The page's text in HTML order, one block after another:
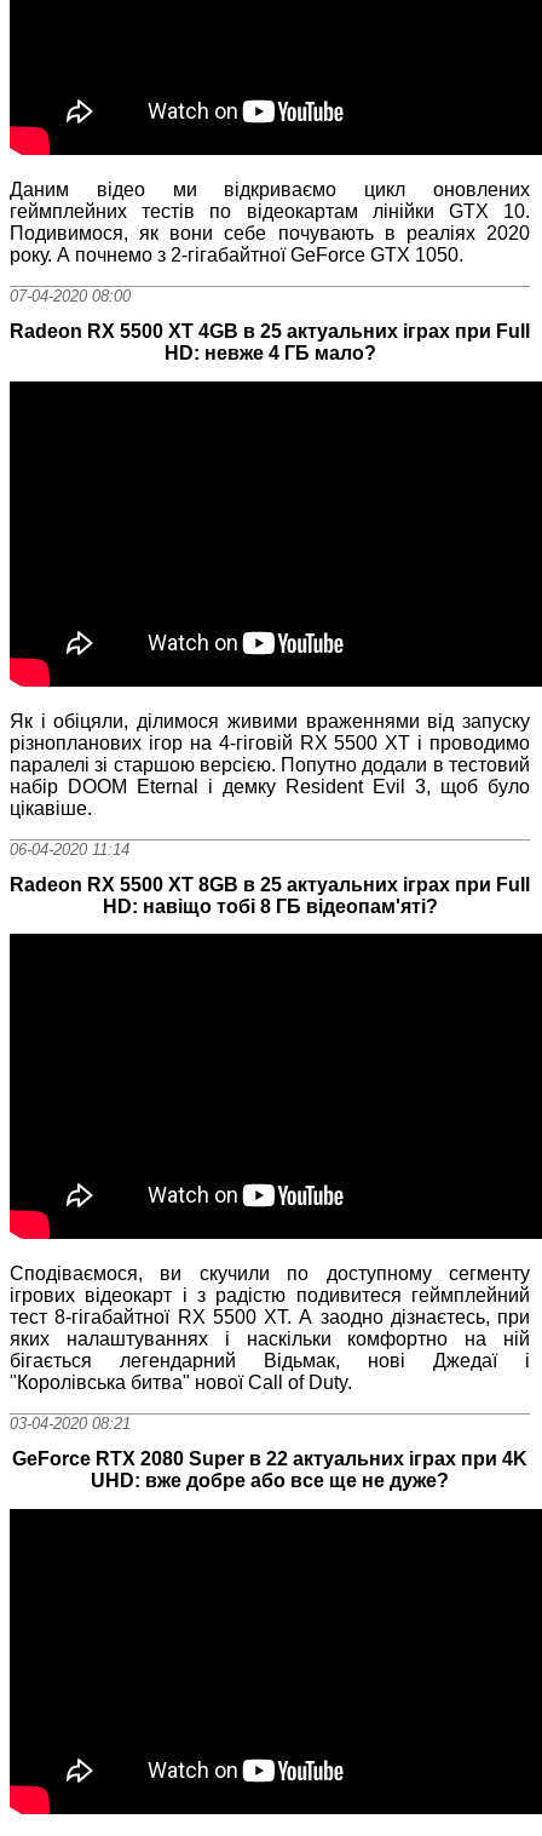
Даним відео ми відкриваємо цикл оновлених
геймплейних тестів по відеокартам лінійки GTX 10.
Подивимося, як вони себе почувають в реаліях 2020
року. А почнемо з 2-гігабайтної GeForce GTX 1050.
07-04-2020 08:00
Radeon RX 5500 XT 4GB в 25 актуальних іграх при Full
HD: невже 4 ГБ мало?
Як і обіцяли, ділимося живими враженнями від запуску
різнопланових ігор на 4-гіговій RX 5500 XT і проводимо
паралелі зі старшою версією. Попутно додали в тестовий
набір DOOM Eternal і демку Resident Evil 3, щоб було
цікавіше.
06-04-2020 11:14
Radeon RX 5500 XT 8GB в 25 актуальних іграх при Full
HD: навіщо тобі 8 ГБ відеопам'яті?
Сподіваємося, ви скучили по доступному сегменту
ігрових відеокарт і з радістю подивитеся геймплейний
тест 8-гігабайтної RX 5500 XT. А заодно дізнаєтесь, при
яких налаштуваннях і наскільки комфортно на ній
бігається легендарний Відьмак, нові Джедаї і
"Королівська битва" нової Call of Duty.
03-04-2020 08:21
GeForce RTX 2080 Super в 22 актуальних іграх при 4K
UHD: вже добре або все ще не дуже?